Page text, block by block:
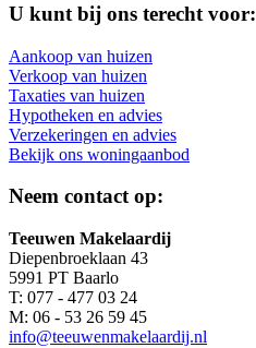
U kunt bij ons terecht voor:
Aankoop van huizen
Verkoop van huizen
Taxaties van huizen
Hypotheken en advies
Verzekeringen en advies
Bekijk ons woningaanbod
Neem contact op:
Teeuwen Makelaardij
Diepenbroeklaan 43
5991 PT Baarlo
T: 077 - 477 03 24
M: 06 - 53 26 59 45
info@teeuwenmakelaardij.nl